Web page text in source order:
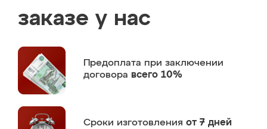
заказе у нас
Предоплата при заключении
договора всего 10%
Сроки изготовления от 7 дней